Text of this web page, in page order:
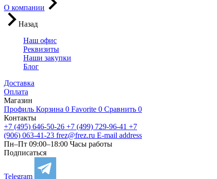
О компании
Назад
Наш офис
Реквизиты
Наши закупки
Блог
Доставка
Оплата
Магазин
Профиль Корзина 0 Favorite 0 Сравнить 0
Контакты
+7 (495) 646-50-26 +7 (499) 729-96-41 +7
(906) 063-41-23 frez@frez.ru E-mail address
Пн–Пт 09:00–18:00 Часы работы
Подписаться
Telegram